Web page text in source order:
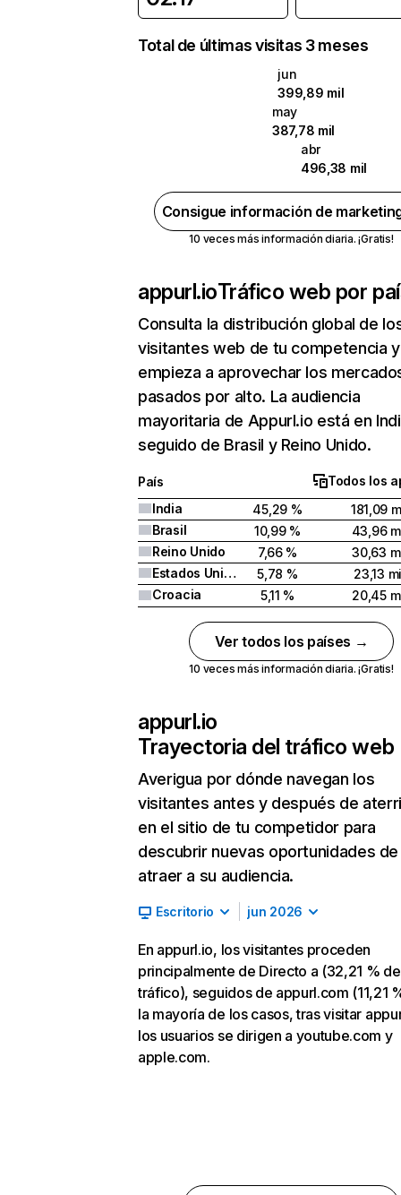
Total de últimas visitas 3 meses
jun
399,89 mil
may
387,78 mil
abr
496,38 mil
Consigue información de
10 veces más información diaria. ¡Gratis!
appurl.ioTráfico web por
Consulta la distribución global de
visitantes web de tu competencia y
empieza a aprovechar los
pasados por alto. La audiencia
mayoritaria de Appurl.io está en
seguido de Brasil y Reino Unido.
País
Todos los
India
45,29 %
181,09
Brasil
10,99 %
43,96
Reino Unido
7,66 %
30,63
Estados Unidos
5,78 %
23,13
Croacia
5,11 % 20,45
Ver todos los países →
10 veces más información diaria. ¡Gratis!
appurl.io
Trayectoria del tráfico web
Averigua por dónde navegan los
visitantes antes y después de
en el sitio de tu competidor para
descubrir nuevas oportunidades de
atraer a su audiencia.
Escritorio jun 2026
En appurl.io, los visitantes proceden
principalmente de Directo a (32,21 % de
tráfico), seguidos de appurl.com (11,21
la mayoría de los casos, tras visitar
los usuarios se dirigen a youtube.com y
apple.com.